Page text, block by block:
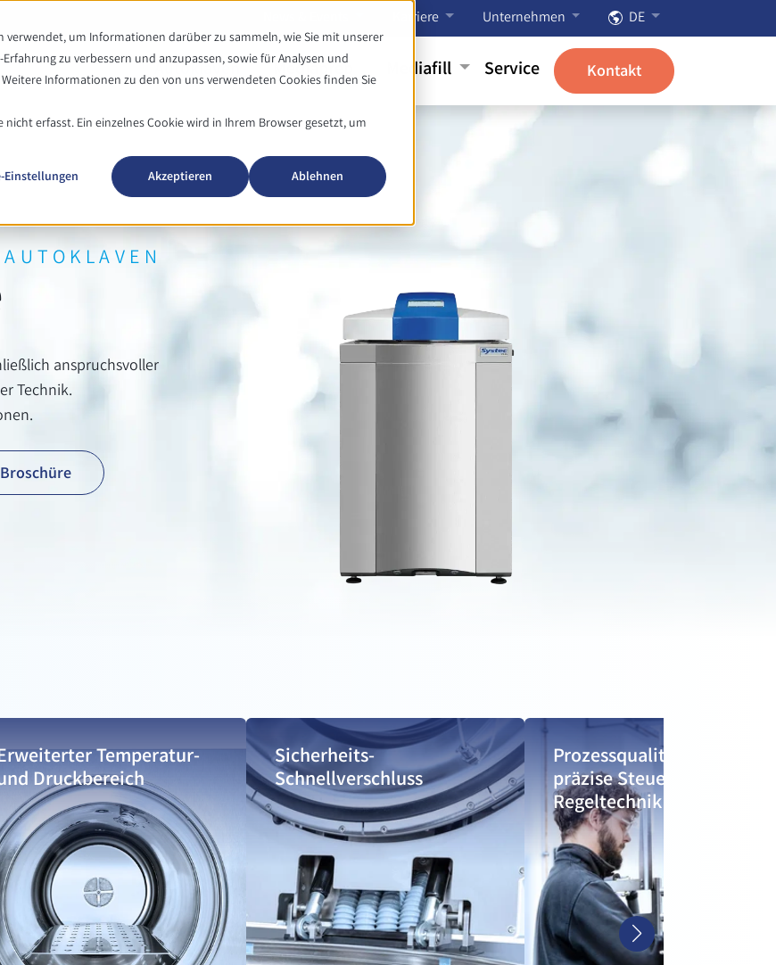
verwendet, um Informationen darüber zu sammeln, wie Sie mit unserer
zu verbessern und anzupassen, sowie für Analysen und
Informationen zu den von uns verwendeten Cookies finden Sie
erfasst. Ein einzelnes Cookie wird in Ihrem Browser gesetzt, um
Einstellungen
Akzeptieren Ablehnen
Karriere Unternehmen DE
Autoklaven Mediaprep Mediafill Service Kontakt
anspruchsvoller
Technik.
Temperatur-
Druckbereich
Sicherheits-
Schnellverschluss
Prozessqualität durch
präzise Steuer- und
Regeltechnik